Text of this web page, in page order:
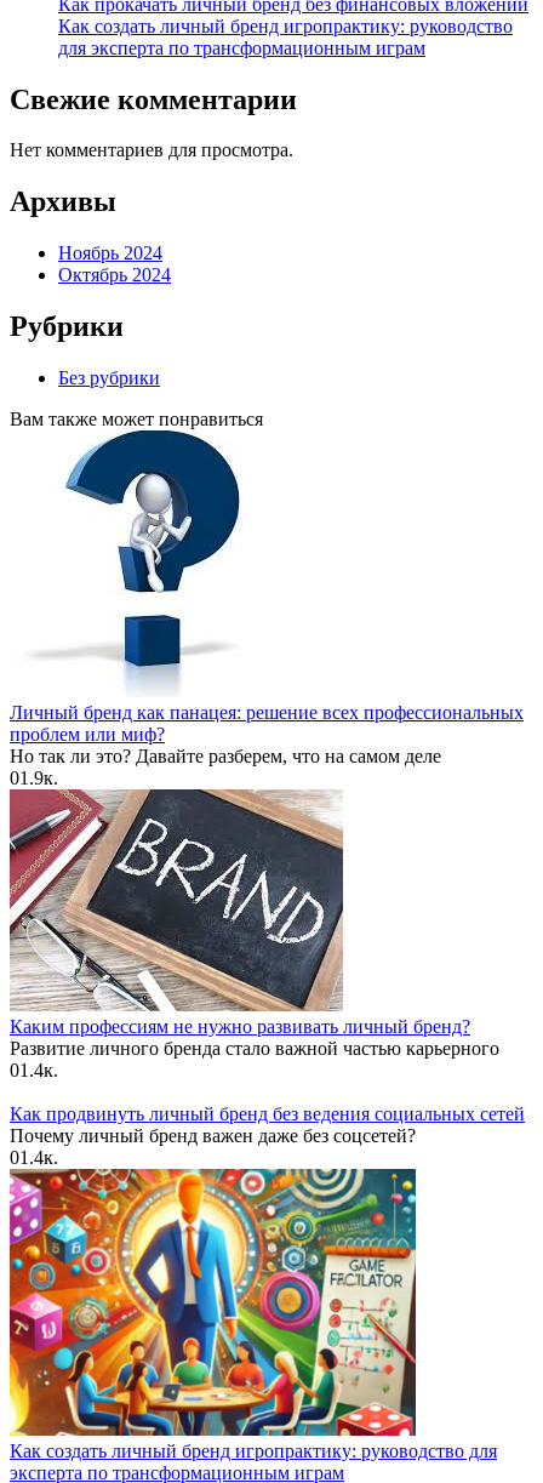
Как создать личный бренд игропрактику: руководство
для эксперта по трансформационным играм
Свежие комментарии
Нет комментариев для просмотра.
Архивы
Ноябрь 2024
Октябрь 2024
Рубрики
Без рубрики
Вам также может понравиться
Личный бренд как панацея: решение всех профессиональных
проблем или миф?
Но так ли это? Давайте разберем, что на самом деле
01.9к.
Каким профессиям не нужно развивать личный бренд?
Развитие личного бренда стало важной частью карьерного
01.4к.
Как продвинуть личный бренд без ведения социальных сетей
Почему личный бренд важен даже без соцсетей?
01.4к.
Как создать личный бренд игропрактику: руководство для
эксперта по трансформационным играм